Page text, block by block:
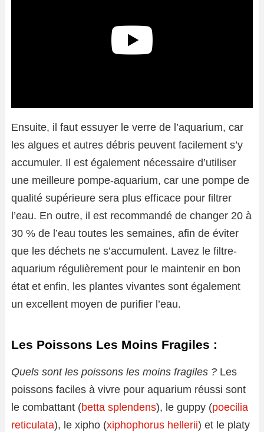
Ensuite, il faut essuyer le verre de l’aquarium, car
les algues et autres débris peuvent facilement s’y
accumuler. Il est également nécessaire d’utiliser
une meilleure pompe-aquarium, car une pompe de
qualité supérieure sera plus efficace pour filtrer
l’eau. En outre, il est recommandé de changer 20 à
30 % de l’eau toutes les semaines, afin de éviter
que les déchets ne s’accumulent. Lavez le filtre-
aquarium régulièrement pour le maintenir en bon
état et enfin, les plantes vivantes sont également
un excellent moyen de purifier l’eau.
Les Poissons Les Moins Fragiles :
Quels sont les poissons les moins fragiles ? Les
poissons faciles à vivre pour aquarium réussi sont
le combattant (betta splendens), le guppy (poecilia
reticulata), le xipho (xiphophorus hellerii) et le platy